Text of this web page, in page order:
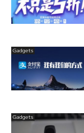
Gadgets
Gadgets